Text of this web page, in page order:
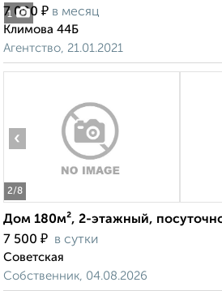
1
7 000 ₽ в месяц
Климова 44Б
Агентство, 21.01.2021
2/8
‹
Дом 180м², 2-этажный,
7 500 ₽ в сутки
Советская
Собственник, 04.08.2026